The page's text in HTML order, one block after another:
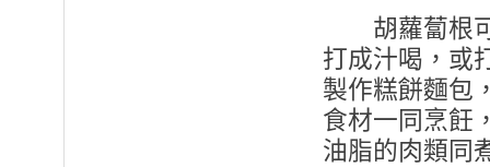
胡蘿蔔根可
打成汁喝，或
製作糕餅麵包
食材一同烹飪
油脂的肉類同